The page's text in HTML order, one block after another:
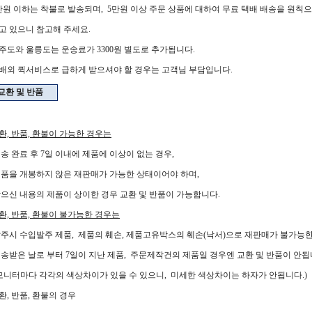
이하는 착불로 발송되며, 5만원 이상 주문 상품에 대하여 무료 택배 배송을 원칙
있으니 참고해 주세요.
도와 울릉도는 운송료가 3300원 별도로 추가됩니다.
외 퀵서비스로 급하게 받으셔야 할 경우는 고객님 부담입니다.
환 및 반품
, 반품, 환불이 가능한 경우는
료 후 7일 이내에 제품에 이상이 없는 경우,
개봉하지 않은 재판매가 가능한 상태이어야 하며,
내용의 제품이 상이한 경우 교환 및 반품이 가능합니다.
, 반품, 환불이 불가능한 경우는
수입발주 제품, 제품의 훼손, 제품고유박스의 훼손(낙서)으로 재판매가 불가능
은 날로 부터 7일이 지난 제품, 주문제작건의 제품일 경우엔 교환 및 반품이 안됩
터마다 각각의 색상차이가 있을 수 있으니, 미세한 색상차이는 하자가 안됩니다.)
, 반품, 환불의 경우